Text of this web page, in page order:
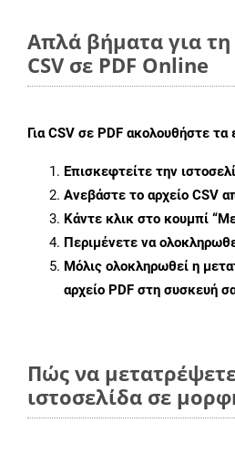
Απλά βήματα για
CSV σε PDF Online
ΓιαCSV σε PDF ακολουθήστε τα
Επισκεφτείτε την
Ανεβάστε το αρχείο CSV
Κάντε κλικ στο κουμπί
Περιμένετε να
Μόλις ολοκληρωθεί η
αρχείο PDF στη συσκευή
Πώς να
ιστοσελίδα σε